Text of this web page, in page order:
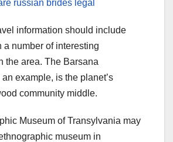
information should include
a number of interesting
the area. The Barsana
an example, is the planet’s
community middle.
Museum of Transylvania may
museum in